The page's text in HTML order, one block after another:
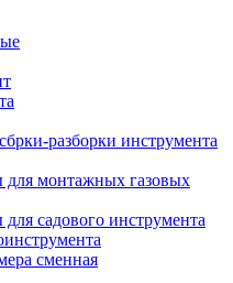
разборки инструмента
для монтажных газовых
садового инструмента
сменная